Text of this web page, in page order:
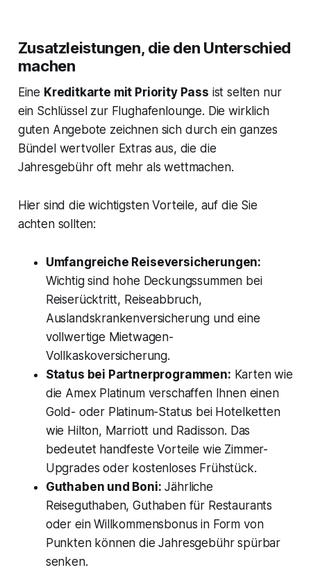
Zusatzleistungen, die den Unterschied
machen
Eine Kreditkarte mit Priority Pass ist selten nur
ein Schlüssel zur Flughafenlounge. Die wirklich
guten Angebote zeichnen sich durch ein ganzes
Bündel wertvoller Extras aus, die die
Jahresgebühr oft mehr als wettmachen.
Hier sind die wichtigsten Vorteile, auf die Sie
achten sollten:
Umfangreiche Reiseversicherungen:
Wichtig sind hohe Deckungssummen bei
Reiserücktritt, Reiseabbruch,
Auslandskrankenversicherung und eine
vollwertige Mietwagen-
Vollkaskoversicherung.
Status bei Partnerprogrammen: Karten wie
die Amex Platinum verschaffen Ihnen einen
Gold- oder Platinum-Status bei Hotelketten
wie Hilton, Marriott und Radisson. Das
bedeutet handfeste Vorteile wie Zimmer-
Upgrades oder kostenloses Frühstück.
Guthaben und Boni: Jährliche
Reiseguthaben, Guthaben für Restaurants
oder ein Willkommensbonus in Form von
Punkten können die Jahresgebühr spürbar
senken.